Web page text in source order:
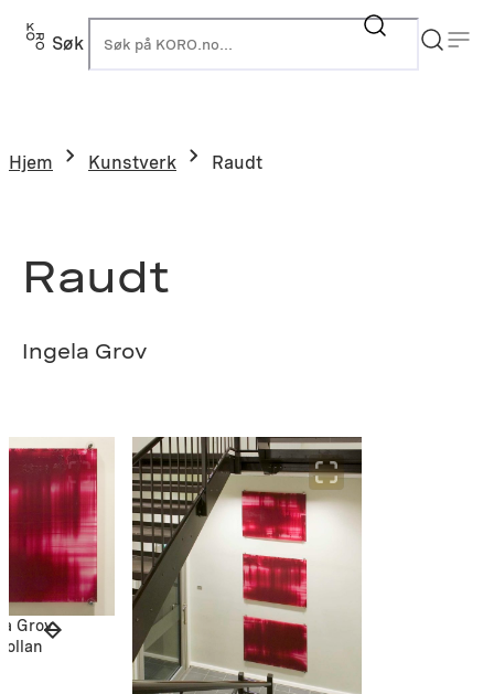
Hopp
Søk
Hjem Kunstverk Raudt
Raudt
Ingela Grov
Grov.